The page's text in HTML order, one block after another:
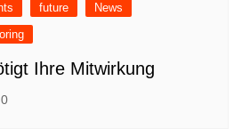
future
News
Ihre Mitwirkung
0